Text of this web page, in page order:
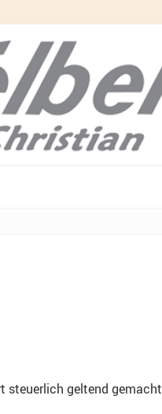
steuerlich geltend gemacht